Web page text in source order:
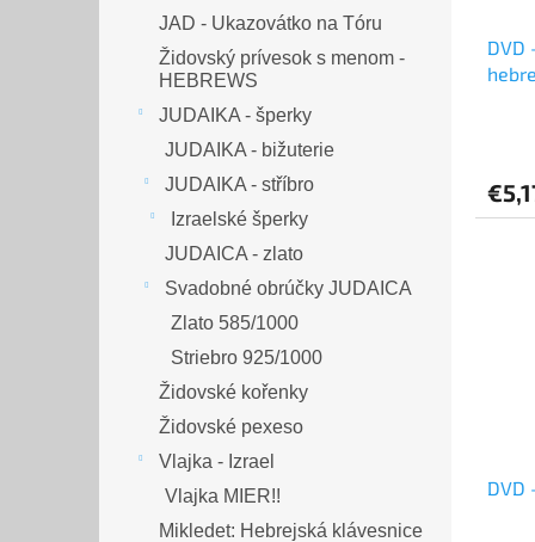
JAD - Ukazovátko na Tóru
Židovský prívesok s menom -
HEBREWS
JUDAIKA - šperky
JUDAIKA - bižuterie
JUDAIKA - stříbro
Izraelské šperky
JUDAICA - zlato
Svadobné obrúčky JUDAICA
Zlato 585/1000
Striebro 925/1000
Židovské kořenky
Židovské pexeso
Vlajka - Izrael
Vlajka MIER!!
Mikledet: Hebrejská klávesnice
DVD